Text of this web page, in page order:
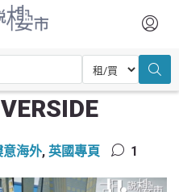
O2住宅項目：UPPER RIVERSIDE
近O2住宅項
意海外, 英國專頁 1